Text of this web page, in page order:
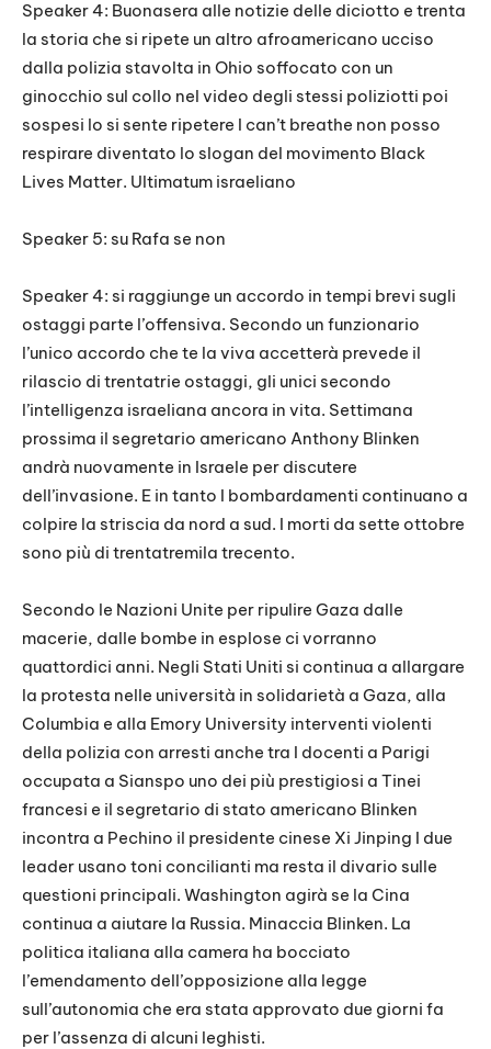
Speaker 4: Buonasera alle notizie delle diciotto e trenta
la storia che si ripete un altro afroamericano ucciso
dalla polizia stavolta in Ohio soffocato con un
ginocchio sul collo nel video degli stessi poliziotti poi
sospesi lo si sente ripetere I can’t breathe non posso
respirare diventato lo slogan del movimento Black
Lives Matter. Ultimatum israeliano
Speaker 5: su Rafa se non
Speaker 4: si raggiunge un accordo in tempi brevi sugli
ostaggi parte l’offensiva. Secondo un funzionario
l’unico accordo che te la viva accetterà prevede il
rilascio di trentatrie ostaggi, gli unici secondo
l’intelligenza israeliana ancora in vita. Settimana
prossima il segretario americano Anthony Blinken
andrà nuovamente in Israele per discutere
dell’invasione. E in tanto I bombardamenti continuano a
colpire la striscia da nord a sud. I morti da sette ottobre
sono più di trentatremila trecento.
Secondo le Nazioni Unite per ripulire Gaza dalle
macerie, dalle bombe in esplose ci vorranno
quattordici anni. Negli Stati Uniti si continua a allargare
la protesta nelle università in solidarietà a Gaza, alla
Columbia e alla Emory University interventi violenti
della polizia con arresti anche tra I docenti a Parigi
occupata a Sianspo uno dei più prestigiosi a Tinei
francesi e il segretario di stato americano Blinken
incontra a Pechino il presidente cinese Xi Jinping I due
leader usano toni concilianti ma resta il divario sulle
questioni principali. Washington agirà se la Cina
continua a aiutare la Russia. Minaccia Blinken. La
politica italiana alla camera ha bocciato
l’emendamento dell’opposizione alla legge
sull’autonomia che era stata approvato due giorni fa
per l’assenza di alcuni leghisti.